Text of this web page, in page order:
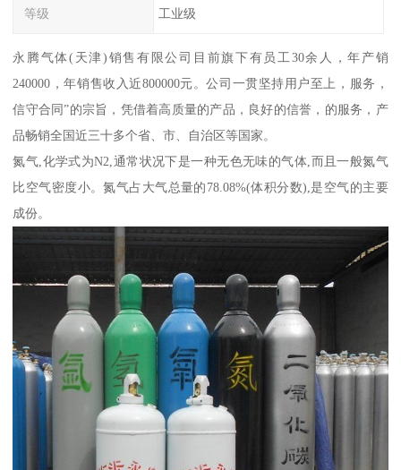
等级 工业级
永腾气体(天津)销售有限公司目前旗下有员工30余人，年产销
240000，年销售收入近800000元。公司一贯坚持用户至上，服务，
信守合同”的宗旨，凭借着高质量的产品，良好的信誉，的服务，产
品畅销全国近三十多个省、市、自治区等国家。
氮气,化学式为N2,通常状况下是一种无色无味的气体,而且一般氮气
比空气密度小。氮气占大气总量的78.08%(体积分数),是空气的主要
成份。